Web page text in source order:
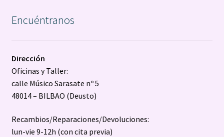
Encuéntranos
Dirección
Oficinas y Taller:
calle Músico Sarasate nº 5
48014 – BILBAO (Deusto)
Recambios/Reparaciones/Devoluciones:
lun-vie 9-12h (con cita previa)